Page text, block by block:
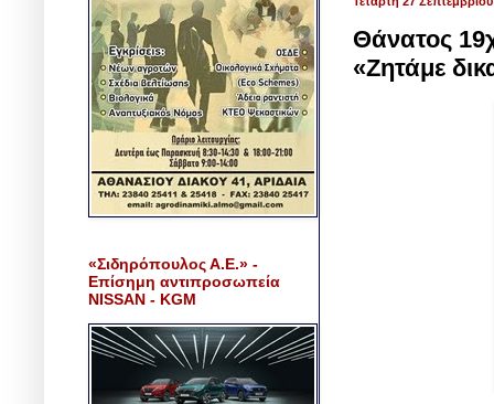
Θάνατος
«Ζητάμε
«Σιδηρόπουλος Α.Ε.» -
Επίσημη αντιπροσωπεία
NISSAN - KGM